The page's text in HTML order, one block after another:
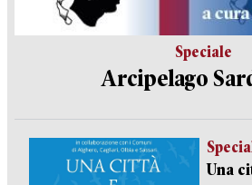
Speciale
Arcipelago
Una